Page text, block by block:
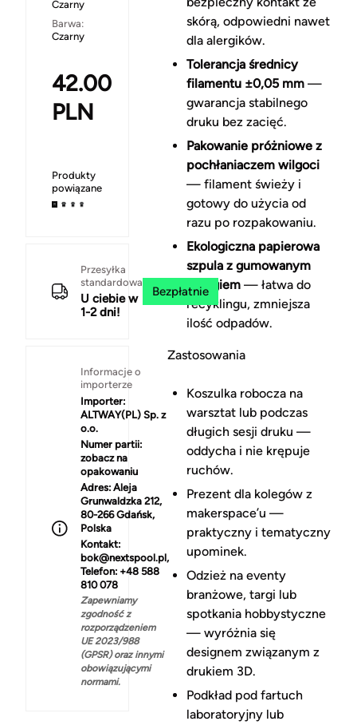
Czarny
Barwa:
Czarny
42.00
PLN
Produkty
powiązane
Przesyłka
standardowa
U ciebie w
1-2 dni!
Bezpłatnie
Informacje o
importerze
Importer:
ALTWAY(PL) Sp. z
o.o.
Numer partii:
zobacz na
opakowaniu
Adres: Aleja
Grunwaldzka 212,
80-266 Gdańsk,
Polska
Kontakt:
bok@nextspool.pl,
Telefon: +48 588
810 078
Zapewniamy
zgodność z
rozporządzeniem
UE 2023/988
(GPSR) oraz innymi
obowiązującymi
normami.
skórą, odpowiedni nawet
dla alergików.
Tolerancja średnicy
filamentu ±0,05 mm—
gwarancja stabilnego
druku bez zacięć.
Pakowanie próżniowe z
pochłaniaczem wilgoci
— filament świeży i
gotowy do użycia od
razu po rozpakowaniu.
Ekologiczna papierowa
szpula z gumowanym
brzegiem— łatwa do
recyklingu, zmniejsza
ilość odpadów.
Zastosowania
Koszulka robocza na
warsztat lub podczas
długich sesji druku —
oddycha i nie krępuje
ruchów.
Prezent dla kolegów z
makerspace’u —
praktyczny i tematyczny
upominek.
Odzież na eventy
branżowe, targi lub
spotkania hobbystyczne
— wyróżnia się
designem związanym z
drukiem 3D.
Podkład pod fartuch
laboratoryjny lub